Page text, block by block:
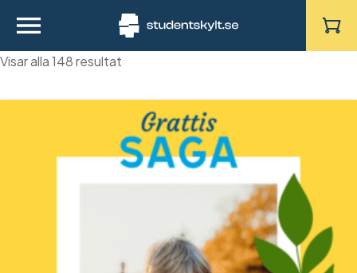
Visar alla 148 resultat
senaste